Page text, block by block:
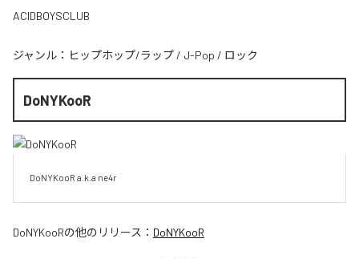
ACIDBOYSCLUB
ジャンル： ヒップホップ/ラップ / J-Pop / ロック
DoNYKooR
DoNYKooR a.k.a ne4r
DoNYKooRの他のリリース： DoNYKooR